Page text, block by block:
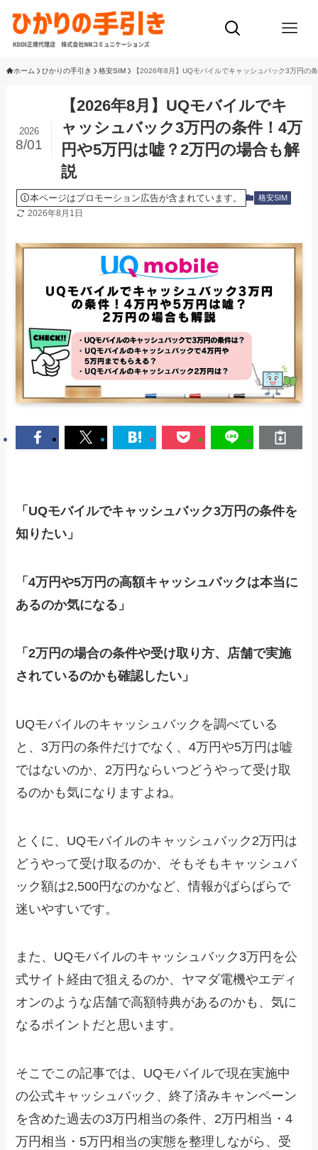
ホーム ひかりの手引き 格安SIM 【2026年8月】UQモバイルでキャッシュバック3万円の
【2026年8月】UQモバイルでキ
ャッシュバック3万円の条件！4万
円や5万円は嘘？2万円の場合も解
説
2026
8/01
本ページはプロモーション広告が含まれています。 格安SIM
2026年8月1日
「UQモバイルでキャッシュバック3万円の条件を
知りたい」
「4万円や5万円の高額キャッシュバックは本当に
あるのか気になる」
「2万円の場合の条件や受け取り方、店舗で実施
されているのかも確認したい」
UQモバイルのキャッシュバックを調べている
と、3万円の条件だけでなく、4万円や5万円は嘘
ではないのか、2万円ならいつどうやって受け取
るのかも気になりますよね。
とくに、UQモバイルのキャッシュバック2万円は
どうやって受け取るのか、そもそもキャッシュバ
ック額は2,500円なのかなど、情報がばらばらで
迷いやすいです。
また、UQモバイルのキャッシュバック3万円を公
式サイト経由で狙えるのか、ヤマダ電機やエディ
オンのような店舗で高額特典があるのかも、気に
なるポイントだと思います。
そこでこの記事では、UQモバイルで現在実施中
の公式キャッシュバック、終了済みキャンペーン
を含めた過去の3万円相当の条件、2万円相当・4
万円相当・5万円相当の実態を整理しながら、受